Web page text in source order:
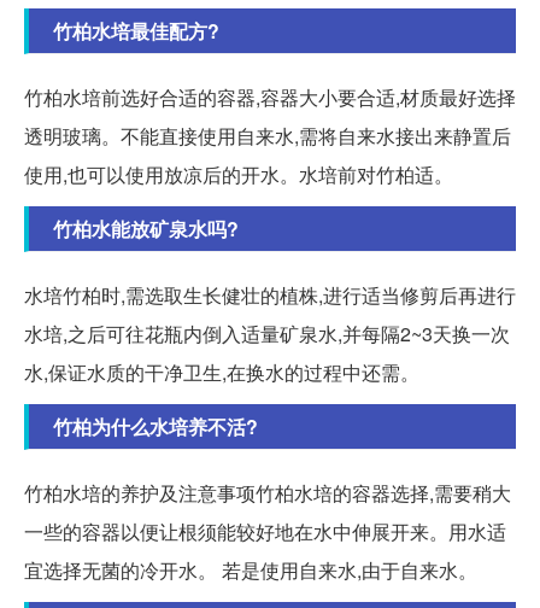
竹柏水培最佳配方?
竹柏水培前选好合适的容器,容器大小要合适,材质最好选择
透明玻璃。不能直接使用自来水,需将自来水接出来静置后
使用,也可以使用放凉后的开水。水培前对竹柏适。
竹柏水能放矿泉水吗?
水培竹柏时,需选取生长健壮的植株,进行适当修剪后再进行
水培,之后可往花瓶内倒入适量矿泉水,并每隔2~3天换一次
水,保证水质的干净卫生,在换水的过程中还需。
竹柏为什么水培养不活?
竹柏水培的养护及注意事项竹柏水培的容器选择,需要稍大
一些的容器以便让根须能较好地在水中伸展开来。用水适
宜选择无菌的冷开水。 若是使用自来水,由于自来水。